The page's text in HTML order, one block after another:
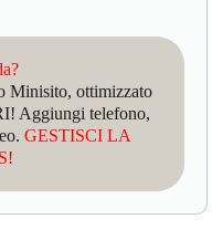
Minisito, ottimizzato
Aggiungi telefono,
GESTISCI LA